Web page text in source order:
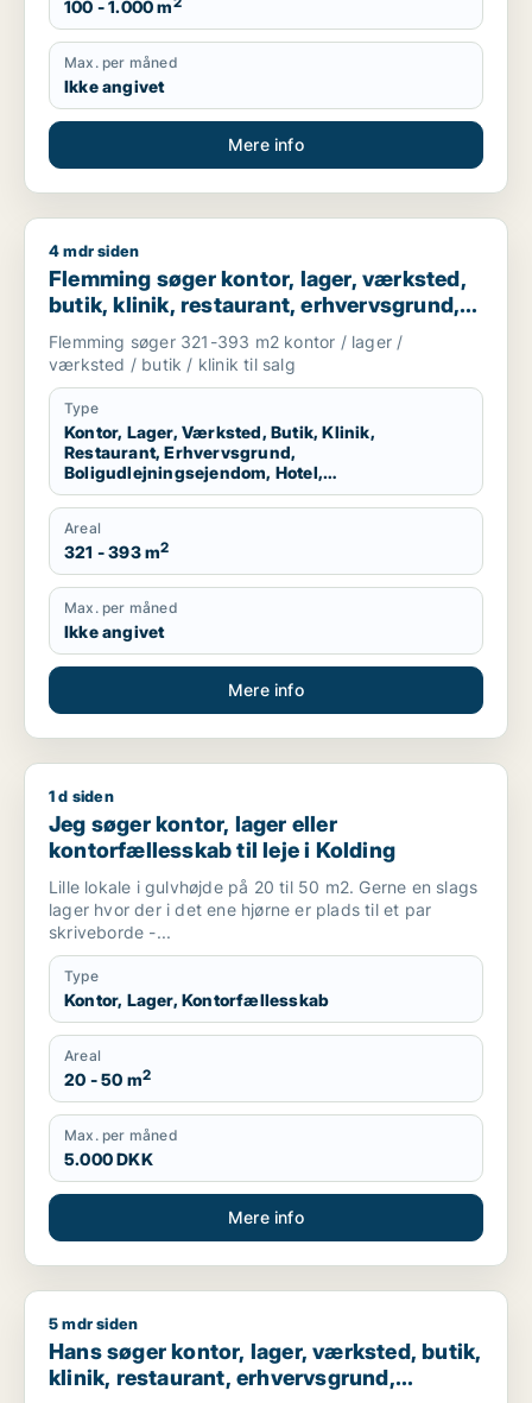
100 - 1.000 m
Max. per måned
Ikke angivet
Mere info
Flemming søger kontor, lager, værksted, butik, klinik,
4 mdr siden
Flemming søger kontor, lager, værksted,
butik, klinik, restaurant, erhvervsgrund,
boligudlejningsejendom, hotel,
produktionslokaler eller garage til salg i
Kolding, Christiansfeld eller Sjølund m.fl.
Flemming søger 321-393 m2 kontor / lager /
værksted / butik / klinik til salg
Type
Kontor, Lager, Værksted, Butik, Klinik,
Restaurant, Erhvervsgrund,
Boligudlejningsejendom, Hotel,
Produktionslokaler, Garage
Areal
321 - 393 m2
Max. per måned
Ikke angivet
Mere info
Jeg søger kontor, lager eller kontorfællesskab til leje i
1 d siden
Jeg søger kontor, lager eller
kontorfællesskab til leje i Kolding
Lille lokale i gulvhøjde på 20 til 50 m2. Gerne en slags
lager hvor der i det ene hjørne er plads til et par
skriveborde -...
Type
Kontor, Lager, Kontorfællesskab
Areal
20 - 50 m2
Max. per måned
5.000 DKK
Mere info
Hans søger kontor, lager, værksted, butik, klinik,
5 mdr siden
Hans søger kontor, lager, værksted, butik,
klinik, restaurant, erhvervsgrund,